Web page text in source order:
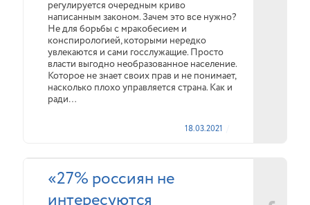
регулируется очередным криво
написанным законом. Зачем это все нужно?
Не для борьбы с мракобесием и
конспирологией, которыми нередко
увлекаются и сами госслужащие. Просто
власти выгодно необразованное население.
Которое не знает своих прав и не понимает,
насколько плохо управляется страна. Как и
ради…
18.03.2021
«27% россиян не
интересуются